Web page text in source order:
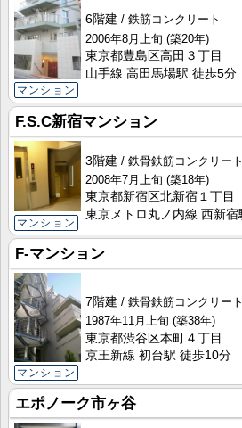
マンション
6階建
鉄筋コンクリート
2006年8月上旬 (築20年)
東京都豊島区高田３丁目
山手線 高田馬場駅 徒歩5分
F.S.C新宿マンション
マンション
3階建
鉄骨鉄筋コンクリート
2008年7月上旬 (築18年)
東京都新宿区北新宿１丁目
東京メトロ丸ノ内線 西新宿
F-マンション
マンション
7階建
鉄骨鉄筋コンクリート
1987年11月上旬 (築38年)
東京都渋谷区本町４丁目
京王新線 初台駅 徒歩10分
エポノーク市ヶ谷